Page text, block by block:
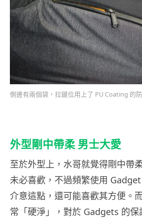
側邊有兩個袋，拉鏈位用上了 PU Coating 的
外型剛中帶柔 男士大愛
至於外型上，水哥就覺得剛中帶
未必喜歡，不過頻繁使用
介意這點，還可能喜歡其方便。
常「硬淨」，對於 Gadgets 的保